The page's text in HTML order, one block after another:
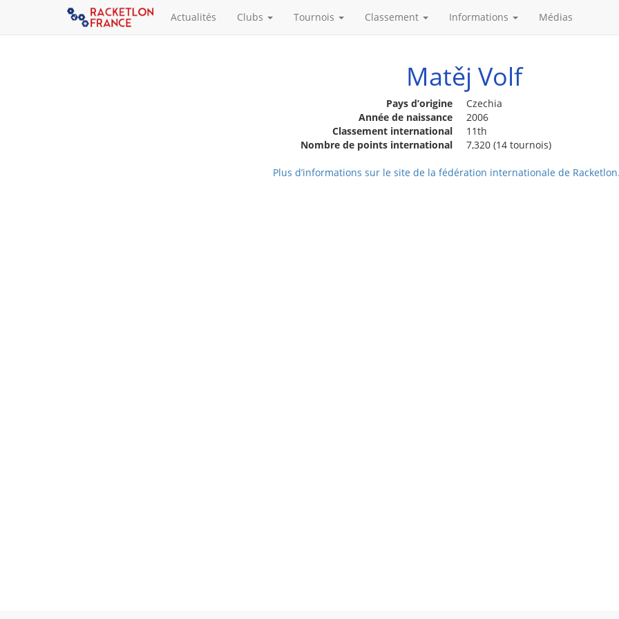
Actualités Clubs Tournois Classement Informations Médias
Matěj Volf
Pays d’origine
Czechia
Année de naissance
2006
Classement international
11th
Nombre de points international
7,320 (14 tournois)
Plus d’informations sur le site de la fédération internationale de